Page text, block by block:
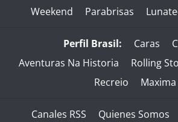
Weekend
Parabrisas
Perfil Brasil: Caras
Aventuras Na Historia
Rolling
Recreio
Maxima
Canales RSS Quienes Somos